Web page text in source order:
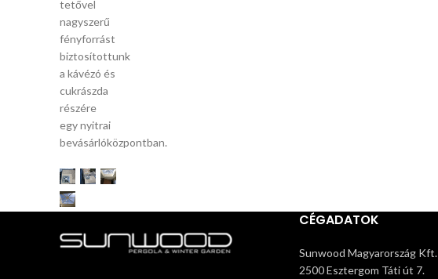
tetővel
nagyszerű
fényforrást
biztosítottunk
a kávézó és
cukrászda
részére
egy nyitrai
bevásárlóközpontban.
CÉGADATOK
Sunwood Magyarország Kft.
2500 Esztergom Táti út 7.